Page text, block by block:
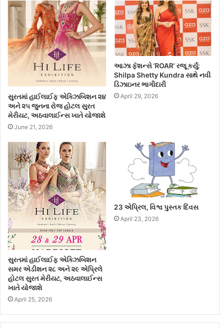
સુરતમાં હાઈલાઈફ એક્ઝિબિશન ૨૪
અને ૨૫ જુનના રોજ હોટલ સુરત
મેરીયટ, અઠવાલાઈન્સ ખાતે યોજાશે
June 21, 2026
આઝા ફૅશન્સે ‘ROAR’ રજૂ કર્યું:
Shilpa Shetty Kundra સાથે નવી
ડિઝાઇનર ભાગીદારી
April 29, 2026
સુરતમાં હાઈલાઈફ એક્ઝિબિશન
સમર એડીશન ૨૮ અને ૨૯ એપ્રિલે
હોટલ સુરત મેરીયટ, અઠવાલાઈન્સ
ખાતે યોજાશે
April 25, 2026
23 એપ્રિલ, વિશ્વ પુસ્તક દિવસ
April 23, 2026